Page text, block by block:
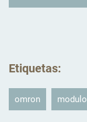
Etiquetas:
omron modulo